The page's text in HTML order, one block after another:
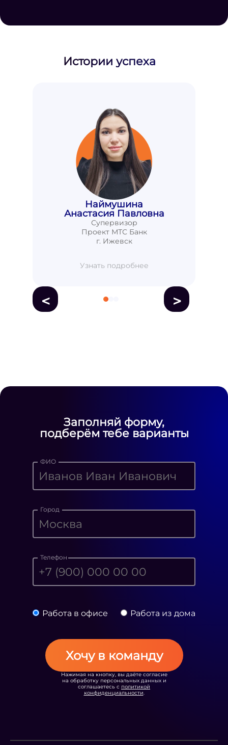
Истории успеха
Наймушина
Анастасия Павловна
Супервизор
Проект МТС Банк
г. Ижевск
Узнать подробнее
< >
Заполняй форму,
подберём тебе варианты
ФИО
Город
Телефон
Работа в офисе Работа из дома
Хочу в команду
Нажимая на кнопку, вы даёте согласие
на обработку персональных данных и
соглашаетесь с политикой
конфиденциальности.